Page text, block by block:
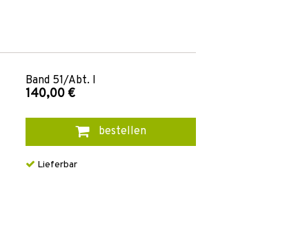
Band 51/Abt. I
140,00 €
bestellen
Lieferbar